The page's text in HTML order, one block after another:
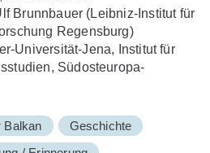
Brunnbauer (Leibniz-Institut für
Regensburg)
Universität-Jena, Institut für
Südosteuropa-
Balkan
Geschichte